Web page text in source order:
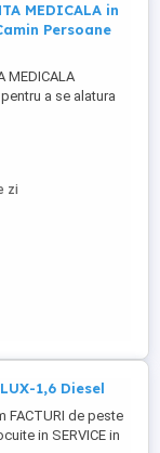
MEDICALA in
Persoane
MEDICALA
a se alatura
intr-un
Candidatul
pentru acordarea
rezidentilor,
zi
1,6 Diesel
FACTURI de peste
in SERVICE in